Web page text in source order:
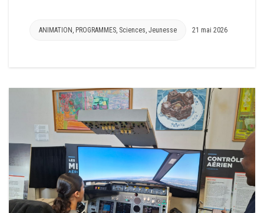
ANIMATION PROGRAMMES Sciences Jeunesse 21 mai 2026